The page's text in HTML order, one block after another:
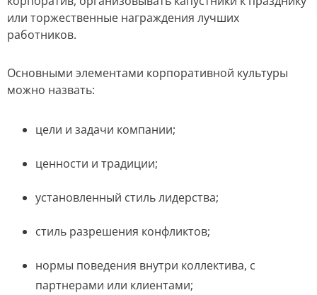
или торжественные награждения лучших
работников.
Основными элементами корпоративной культуры
можно назвать:
цели и задачи компании;
ценности и традиции;
установленный стиль лидерства;
стиль разрешения конфликтов;
нормы поведения внутри коллектива, с
партнерами или клиентами;